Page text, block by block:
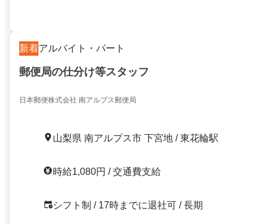
新着アルバイト・パート
郵便局の仕分け等スタッフ
日本郵便株式会社 南アルプス郵便局
山梨県 南アルプス市 下宮地 / 東花輪駅
時給1,080円 / 交通費支給
シフト制 / 17時までに退社可 / 長期